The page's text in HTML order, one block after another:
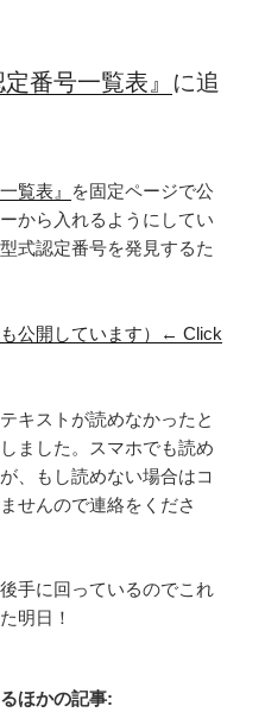
番号一覧表』 に追
覧表』
を固定ページで公
から入れるようにしてい
式認定番号を発見するた
も公開しています）← Click
キストが読めなかったと
ました。スマホでも読め
、もし読めない場合はコ
せんので連絡をくださ
手に回っているのでこれ
明日！
ほかの記事: